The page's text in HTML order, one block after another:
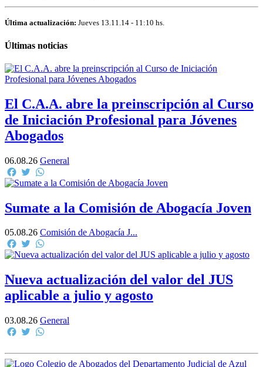
Última actualización: Jueves 13.11.14 - 11:10 hs.
Últimas noticias
El C.A.A. abre la preinscripción al Curso
de Iniciación Profesional para Jóvenes
Abogados
06.08.26 General
Facebook
Twitter
Sumate a la Comisión de Abogacía Joven
05.08.26 Comisión de Abogacía J...
Facebook
Twitter
Nueva actualización del valor del JUS
aplicable a julio y agosto
03.08.26 General
Facebook
Twitter